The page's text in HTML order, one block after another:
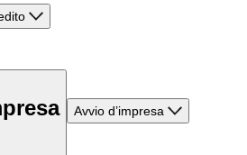
Avvio d’impresa